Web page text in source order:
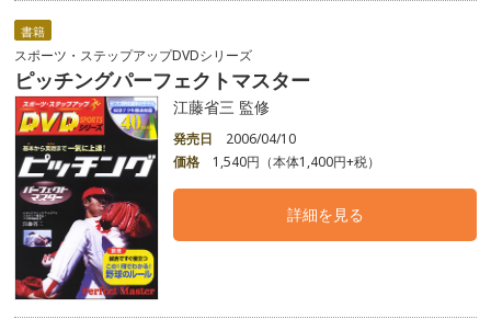
書籍
スポーツ・ステップアップDVDシリーズ
ピッチングパーフェクトマスター
江藤省三 監修
発売日
2006/04/10
価格
1,540円（本体1,400円+税）
詳細を見る